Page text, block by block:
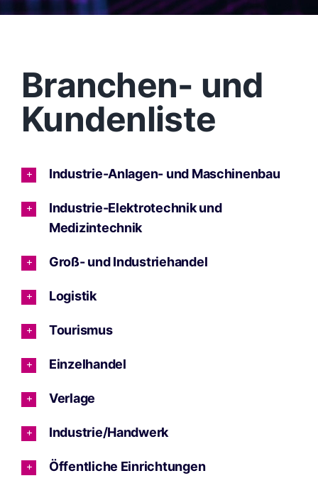
Branchen- und
Kundenliste
Industrie-Anlagen- und Maschinenbau
Industrie-Elektrotechnik und
Medizintechnik
Groß- und Industriehandel
Logistik
Tourismus
Einzelhandel
Verlage
Industrie/Handwerk
Öffentliche Einrichtungen